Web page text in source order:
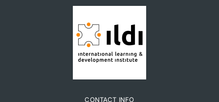
CONTACT INFO